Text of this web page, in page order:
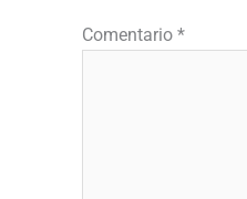
Comentario *